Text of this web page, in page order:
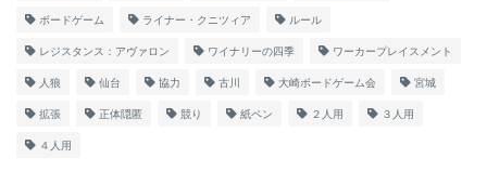
ボードゲーム ライナー・クニツィア ルール
レジスタンス：アヴァロン ワイナリーの四季 ワーカープレイスメント
人狼 仙台 協力 古川 大崎ボードゲーム会 宮城
拡張 正体隠匿 競り 紙ペン ２人用 ３人用
４人用